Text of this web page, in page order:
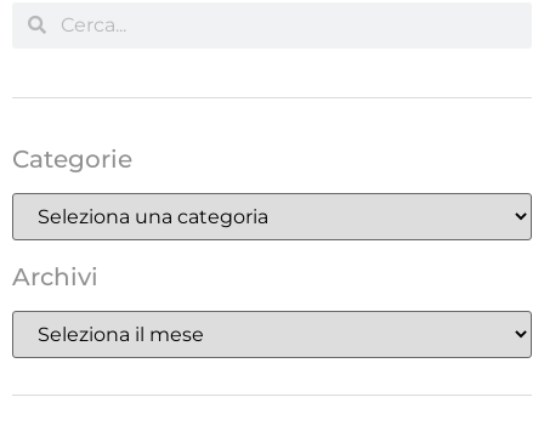
Categorie
Archivi